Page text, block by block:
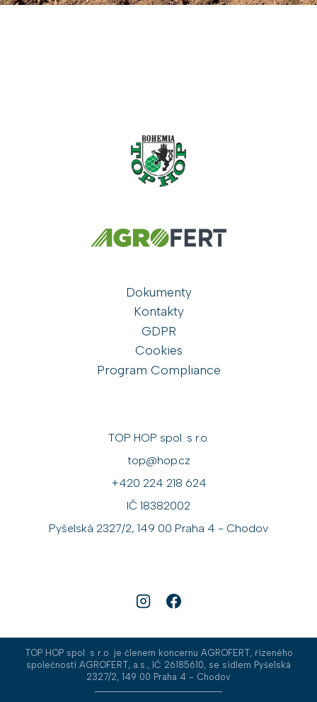
Dokumenty
Kontakty
GDPR
Cookies
Program Compliance
TOP HOP spol. s r.o.
top@hop.cz
+420 224 218 624
IČ 18382002
Pyšelská 2327/2, 149 00 Praha 4 - Chodov
TOP HOP spol. s r.o. je členem koncernu AGROFERT, řízeného
společností AGROFERT, a.s., IČ 26185610, se sídlem Pyšelská
2327/2, 149 00 Praha 4 - Chodov